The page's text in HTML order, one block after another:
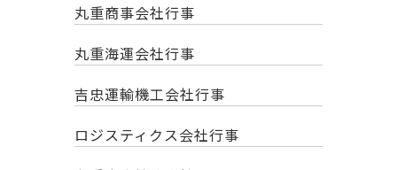
丸重商事会社行事
丸重海運会社行事
吉忠運輸機工会社行事
ロジスティクス会社行事